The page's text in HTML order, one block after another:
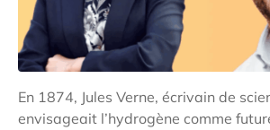
En 1874, Jules Verne, écrivain de
envisageait l’hydrogène comme